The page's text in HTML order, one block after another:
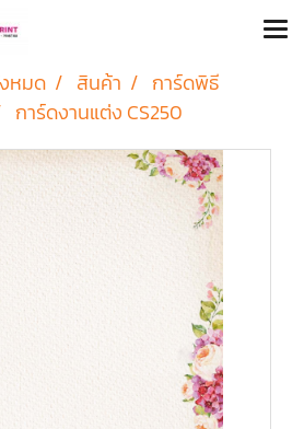
หมด สินค้า
การ์ดพิธี
การ์ดงานแต่ง CS250